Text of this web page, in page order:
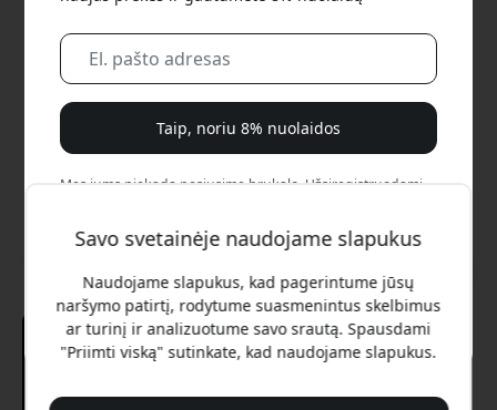
Savo svetainėje naudojame slapukus
Naudojame slapukus, kad pagerintume jūsų
naršymo patirtį, rodytume suasmenintus skelbimus
ar turinį ir analizuotume savo srautą. Spausdami
"Priimti viską" sutinkate, kad naudojame slapukus.
Taip, noriu 8% nuolaidos
Mes jums niekada nesiųsime brukalo. Užsiregistruodami
edukacines serijas ir specialius pasiūlymus.
Ne, aš verčiau mokėčiau visą kainą.